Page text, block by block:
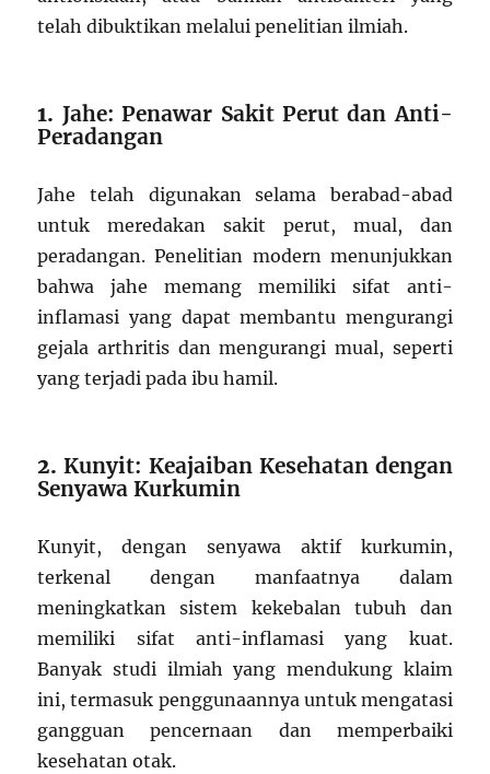
telah dibuktikan melalui penelitian ilmiah.
1. Jahe: Penawar Sakit Perut dan Anti-
Peradangan
Jahe telah digunakan selama berabad-abad
untuk meredakan sakit perut, mual, dan
peradangan. Penelitian modern menunjukkan
bahwa jahe memang memiliki sifat anti-
inflamasi yang dapat membantu mengurangi
gejala arthritis dan mengurangi mual, seperti
yang terjadi pada ibu hamil.
2.Kunyit: Keajaiban Kesehatan dengan
Senyawa Kurkumin
Kunyit, dengan senyawa aktif kurkumin,
terkenal dengan manfaatnya dalam
meningkatkan sistem kekebalan tubuh dan
memiliki sifat anti-inflamasi yang kuat.
Banyak studi ilmiah yang mendukung klaim
ini, termasuk penggunaannya untuk mengatasi
gangguan pencernaan dan memperbaiki
kesehatan otak.